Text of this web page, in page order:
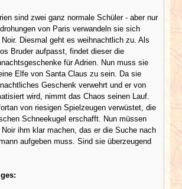
sind zwei ganz normale Schüler - aber nur
von Paris verwandeln sie sich
Noir. Diesmal geht es weihnachtlich zu. Als
Bruder aufpasst, findet dieser die
für Adrien. Nun muss sie
Elfe von Santa Claus zu sein. Da sie
Geschenk verwehrt und er von
wird, nimmt das Chaos seinen Lauf.
von riesigen Spielzeugen verwüstet, die
Schneekugel erschafft. Nun müssen
Noir ihm klar machen, das er die Suche nach
aufgeben muss. Sind sie überzeugend